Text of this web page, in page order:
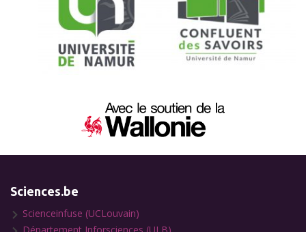
Sciences.be
Scienceinfuse (UCLouvain)